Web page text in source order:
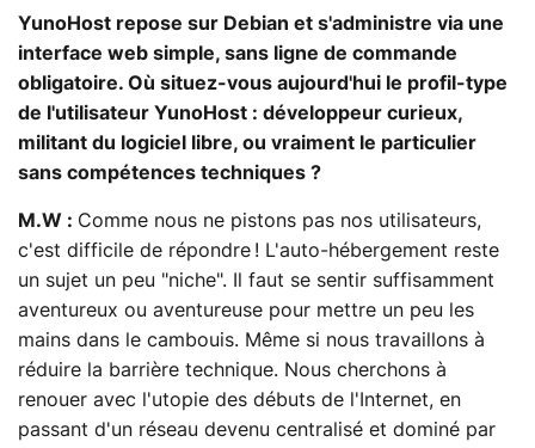
YunoHost repose sur Debian et s'administre via une
interface web simple, sans ligne de commande
obligatoire. Où situez-vous aujourd'hui le profil-type
de l'utilisateur YunoHost : développeur curieux,
militant du logiciel libre, ou vraiment le particulier
sans compétences techniques ?
M.W : Comme nous ne pistons pas nos utilisateurs,
c'est difficile de répondre ! L'auto-hébergement reste
un sujet un peu "niche". Il faut se sentir suffisamment
aventureux ou aventureuse pour mettre un peu les
mains dans le cambouis. Même si nous travaillons à
réduire la barrière technique. Nous cherchons à
renouer avec l'utopie des débuts de l'Internet, en
passant d'un réseau devenu centralisé et dominé par